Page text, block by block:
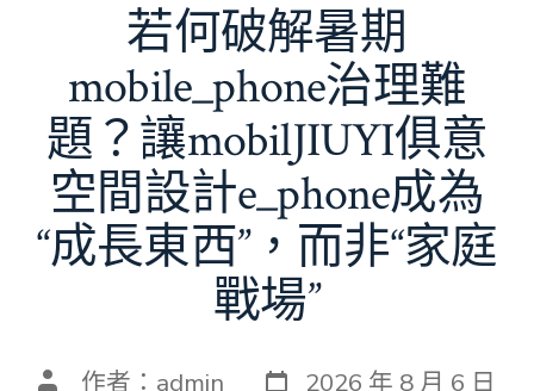
若何破解暑期
mobile_phone治理難
題？讓mobilJIUYI俱意
空間設計e_phone成為
“成長東西”，而非“家庭
戰場”
文 作者： admin 發
2026 年 8 月 6 日